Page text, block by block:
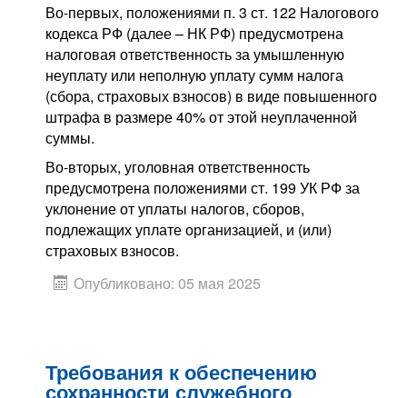
Во-первых, положениями п. 3 ст. 122 Налогового
кодекса РФ (далее – НК РФ) предусмотрена
налоговая ответственность за умышленную
неуплату или неполную уплату сумм налога
(сбора, страховых взносов) в виде повышенного
штрафа в размере 40% от этой неуплаченной
суммы.
Во-вторых, уголовная ответственность
предусмотрена положениями ст. 199 УК РФ за
уклонение от уплаты налогов, сборов,
подлежащих уплате организацией, и (или)
страховых взносов.
Опубликовано: 05 мая 2025
Требования к обеспечению
сохранности служебного